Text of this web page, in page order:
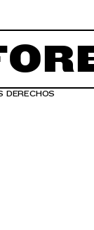
DERECHOS